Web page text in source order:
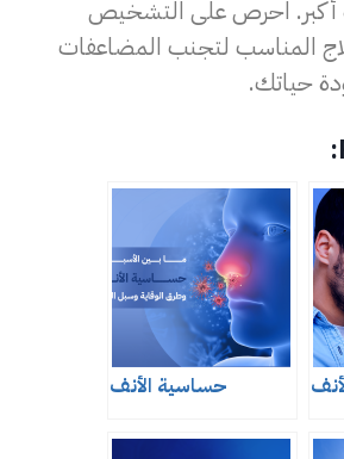
احرص على التشخيص
المناسب لتجنب المضاعفات
حياتك.
حساسية الأنف